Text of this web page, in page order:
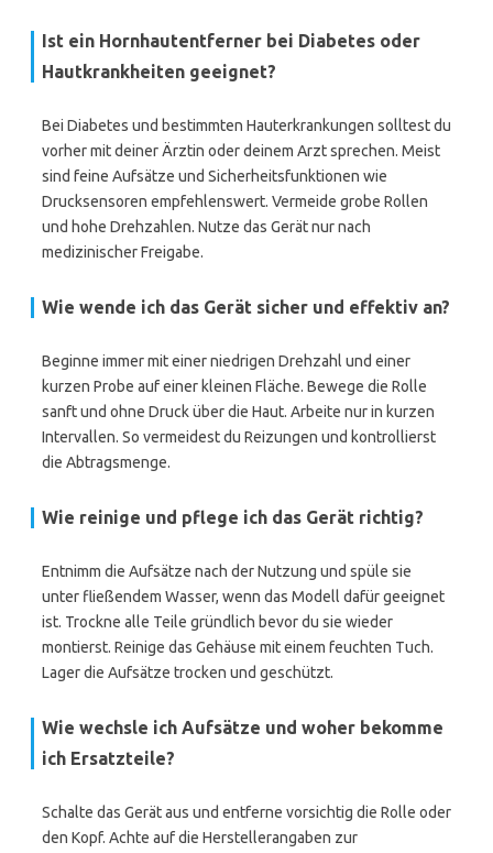
Ist ein Hornhautentferner bei Diabetes oder
Hautkrankheiten geeignet?
Bei Diabetes und bestimmten Hauterkrankungen solltest du
vorher mit deiner Ärztin oder deinem Arzt sprechen. Meist
sind feine Aufsätze und Sicherheitsfunktionen wie
Drucksensoren empfehlenswert. Vermeide grobe Rollen
und hohe Drehzahlen. Nutze das Gerät nur nach
medizinischer Freigabe.
Wie wende ich das Gerät sicher und effektiv an?
Beginne immer mit einer niedrigen Drehzahl und einer
kurzen Probe auf einer kleinen Fläche. Bewege die Rolle
sanft und ohne Druck über die Haut. Arbeite nur in kurzen
Intervallen. So vermeidest du Reizungen und kontrollierst
die Abtragsmenge.
Wie reinige und pflege ich das Gerät richtig?
Entnimm die Aufsätze nach der Nutzung und spüle sie
unter fließendem Wasser, wenn das Modell dafür geeignet
ist. Trockne alle Teile gründlich bevor du sie wieder
montierst. Reinige das Gehäuse mit einem feuchten Tuch.
Lager die Aufsätze trocken und geschützt.
Wie wechsle ich Aufsätze und woher bekomme
ich Ersatzteile?
Schalte das Gerät aus und entferne vorsichtig die Rolle oder
den Kopf. Achte auf die Herstellerangaben zur